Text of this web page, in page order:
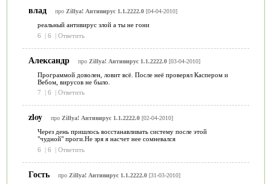
влад про Zillya! Антивирус 1.1.2222.0[04-04-2010]
реальный антивирус злой а ты не гони
6
| 6 | Ответить
Александр про Zillya! Антивирус 1.1.2222.0[03-04-2010]
Программой доволен, ловит всё. После неё проверял Каспером и
Вебом, вирусов не было.
7
| 6 | Ответить
zloy про Zillya! Антивирус 1.1.2222.0[02-04-2010]
Через день пришлось восстанавливать систему после этой
"чудной" проги.Не зря я насчет нее сомневался
6
| 6 | Ответить
Гость про Zillya! Антивирус 1.1.2222.0[31-03-2010]